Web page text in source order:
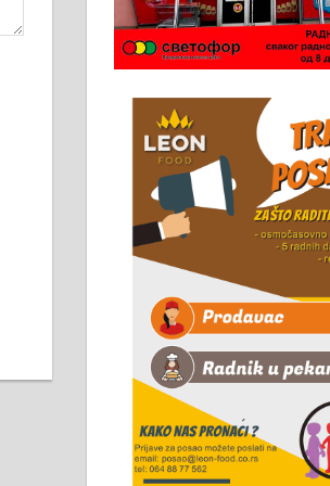
Чистим све врсте